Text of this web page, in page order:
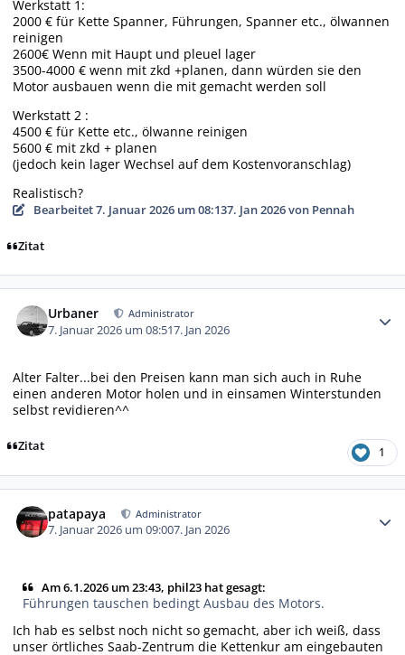
Werkstatt 1:
2000 € für Kette Spanner, Führungen, Spanner etc., ölwannen
reinigen
2600€ Wenn mit Haupt und pleuel lager
3500-4000 € wenn mit zkd +planen, dann würden sie den
Motor ausbauen wenn die mit gemacht werden soll
Werkstatt 2 :
4500 € für Kette etc., ölwanne reinigen
5600 € mit zkd + planen
(jedoch kein lager Wechsel auf dem Kostenvoranschlag)
Realistisch?
Bearbeitet7. Januar 2026 um 08:137. Jan 2026von Pennah
Zitat
Urbaner Administrator
7. Januar 2026 um 08:517. Jan 2026
Alter Falter...bei den Preisen kann man sich auch in Ruhe
einen anderen Motor holen und in einsamen Winterstunden
selbst revidieren^^
Zitat 1
patapaya Administrator
7. Januar 2026 um 09:007. Jan 2026
Am 6.1.2026 um 23:43, phil23 hat gesagt:
Führungen tauschen bedingt Ausbau des Motors.
Ich hab es selbst noch nicht so gemacht, aber ich weiß, dass
unser örtliches Saab-Zentrum die Kettenkur am eingebauten